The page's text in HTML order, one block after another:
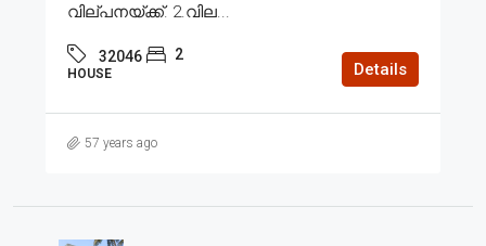
വില്പനയ്ക്ക്. 2.വില...
32046 2
HOUSE Details
57 years ago